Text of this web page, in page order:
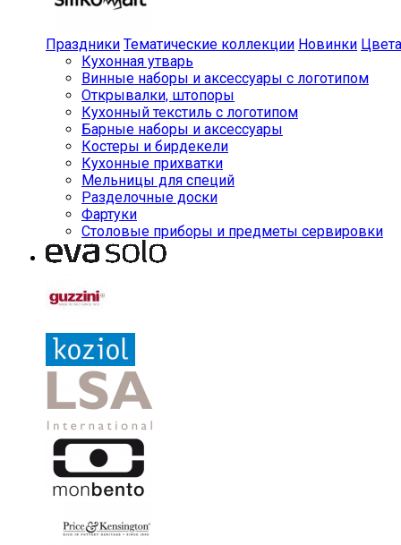
Праздники Тематические коллекции Новинки Цвета
Кухонная утварь
Винные наборы и аксессуары с логотипом
Открывалки, штопоры
Кухонный текстиль с логотипом
Барные наборы и аксессуары
Костеры и бирдекели
Кухонные прихватки
Мельницы для специй
Разделочные доски
Фартуки
Столовые приборы и предметы сервировки